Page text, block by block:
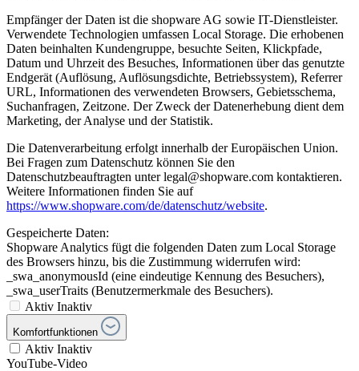
Empfänger der Daten ist die shopware AG sowie IT-Dienstleister.
Verwendete Technologien umfassen Local Storage. Die erhobenen
Daten beinhalten Kundengruppe, besuchte Seiten, Klickpfade,
Datum und Uhrzeit des Besuches, Informationen über das genutzte
Endgerät (Auflösung, Auflösungsdichte, Betriebssystem), Referrer
URL, Informationen des verwendeten Browsers, Gebietsschema,
Suchanfragen, Zeitzone. Der Zweck der Datenerhebung dient dem
Marketing, der Analyse und der Statistik.
Die Datenverarbeitung erfolgt innerhalb der Europäischen Union.
Bei Fragen zum Datenschutz können Sie den
Datenschutzbeauftragten unter legal@shopware.com kontaktieren.
Weitere Informationen finden Sie auf
https://www.shopware.com/de/datenschutz/website.
Gespeicherte Daten:
Shopware Analytics fügt die folgenden Daten zum Local Storage
des Browsers hinzu, bis die Zustimmung widerrufen wird:
_swa_anonymousId (eine eindeutige Kennung des Besuchers),
_swa_userTraits (Benutzermerkmale des Besuchers).
Aktiv Inaktiv
Komfortfunktionen
Aktiv Inaktiv
YouTube-Video